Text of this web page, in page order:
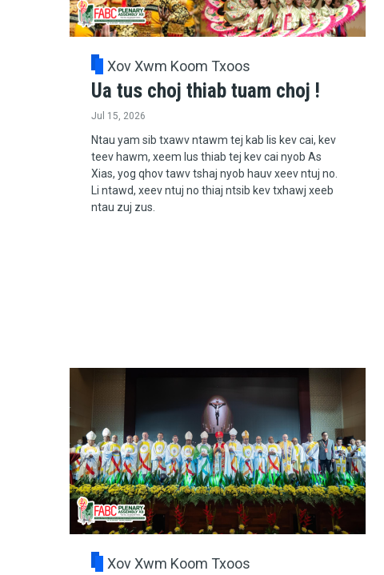
Xov Xwm Koom Txoos
Ua tus choj thiab tuam choj !
Jul 15, 2026
Ntau yam sib txawv ntawm tej kab lis kev cai, kev
teev hawm, xeem lus thiab tej kev cai nyob As
Xias, yog qhov tawv tshaj nyob hauv xeev ntuj no.
Li ntawd, xeev ntuj no thiaj ntsib kev txhawj xeeb
ntau zuj zus.
Xov Xwm Koom Txoos